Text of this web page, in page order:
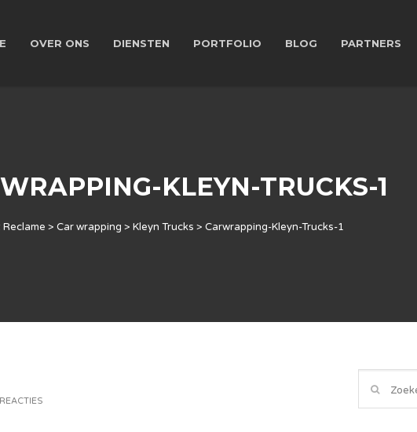
OVER ONS DIENSTEN PORTFOLIO BLOG PARTNERS
KLEYN-TRUCKS-1
Reclame > Car wrapping > Kleyn Trucks > Carwrapping-Kleyn-Trucks-1